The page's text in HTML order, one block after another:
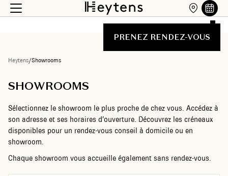
PRENEZ RENDEZ-VOUS
Heytens/Showrooms
SHOWROOMS
Sélectionnez le showroom le plus proche de chez vous. Accédez à
son adresse et ses horaires d’ouverture. Découvrez les créneaux
disponibles pour un rendez-vous conseil à domicile ou en
showroom.
Chaque showroom vous accueille également sans rendez-vous.